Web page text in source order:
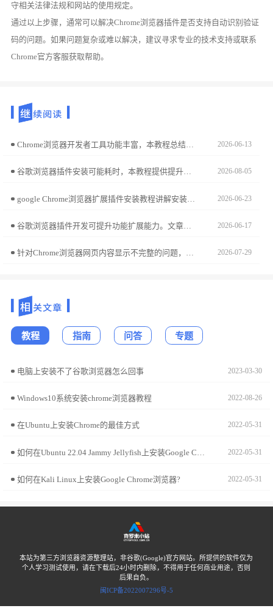
守相关法律法规和网站的使用规定。
通过以上步骤，通常可以解决Chrome浏览器插件是否支持自动识别验证
码的问题。如果问题复杂或难以解决，建议寻求专业的技术支持或联系
Chrome官方客服获取帮助。
Chrome浏览器开发者工具功能丰富，本教程总结操作技巧和实操经验，帮助开发者高效调试网页并优化性能。 2026-06-13
谷歌浏览器插件安装可能耗时，本教程提供提升安装速度的方法和技巧，帮助用户快速部署扩展，提高浏览器功能使用效率。 2026-08-05
google Chrome浏览器扩展插件安装教程讲解安装和配置步骤，帮助用户快速上手扩展工具，提升浏览器功能使用效率。 2026-06-23
谷歌浏览器插件开发可提升功能扩展能力。文章分享实操经验，帮助用户掌握扩展制作操作技巧。 2026-06-17
针对Chrome浏览器网页内容显示不完整的问题，提供多种实用修复技巧，包括缓存清理、页面刷新及插件排查。 2026-07-29
教程 指南 问答 专题
电脑上安装不了谷歌浏览器怎么回事 2023-03-30
Windows10系统安装chrome浏览器教程 2022-08-26
在Ubuntu上安装Chrome的最佳方式 2022-05-31
2022-05-31
如何在Kali Linux上安装Google Chrome浏览器? 2022-05-31
本站为第三方浏览器资源整理站，非谷歌(Google)官方网站。所提供的软件仅为
个人学习测试使用，请在下载后24小时内删除，不得用于任何商业用途，否则
后果自负。
闽ICP备2022007296号-5